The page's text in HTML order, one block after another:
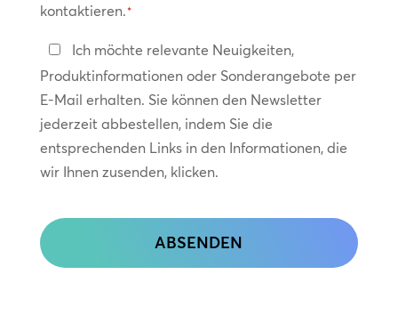
kontaktieren.*
In
Kontakt
bleiben
Ich möchte relevante Neuigkeiten,
Produktinformationen oder Sonderangebote per
E-Mail erhalten. Sie können den Newsletter
jederzeit abbestellen, indem Sie die
entsprechenden Links in den Informationen, die
wir Ihnen zusenden, klicken.